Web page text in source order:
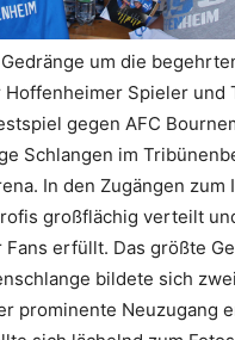
um die
Spieler und
gegen AFC
Schlangen im
In den Zugängen zum
großflächig verteilt
erfüllt. Das größte
bildete sich
prominente Neuzugang